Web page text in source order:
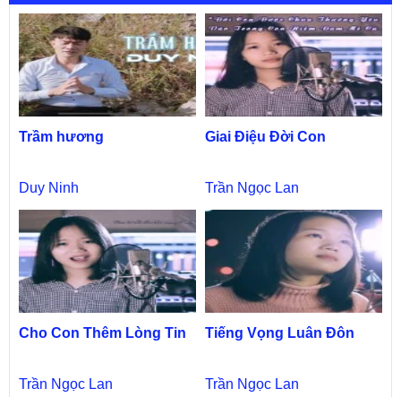
Trầm hương
Duy Ninh
Giai Điệu Đời Con
Trần Ngọc Lan
Cho Con Thêm Lòng Tin
Trần Ngọc Lan
Tiếng Vọng Luân Đôn
Trần Ngọc Lan